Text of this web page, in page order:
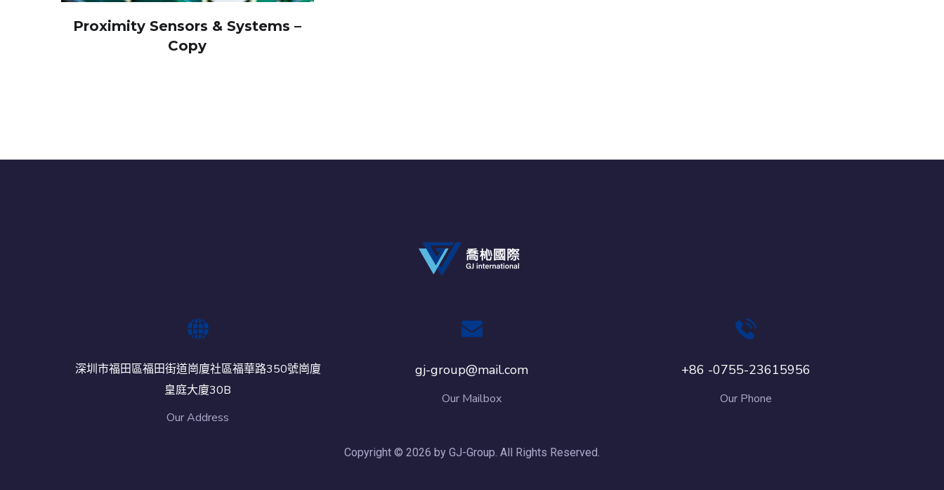
Proximity Sensors & Systems –
Copy
深圳市福田區福田街道崗廈社區福華路350號崗廈
皇庭大廈30B
Our Address
gj-group@mail.com
Our Mailbox
+86 -0755-23615956
Our Phone
Copyright © 2026 by GJ-Group. All Rights Reserved.